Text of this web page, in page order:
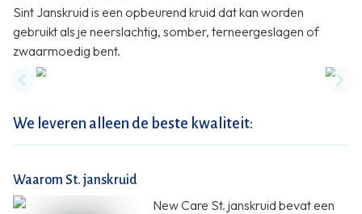
Sint Janskruid is een opbeurend kruid dat kan worden
gebruikt als je neerslachtig, somber, terneergeslagen of
zwaarmoedig bent.
Previous slide
We leveren alleen de beste kwaliteit:
Waarom St. janskruid
New Care St. janskruid bevat een